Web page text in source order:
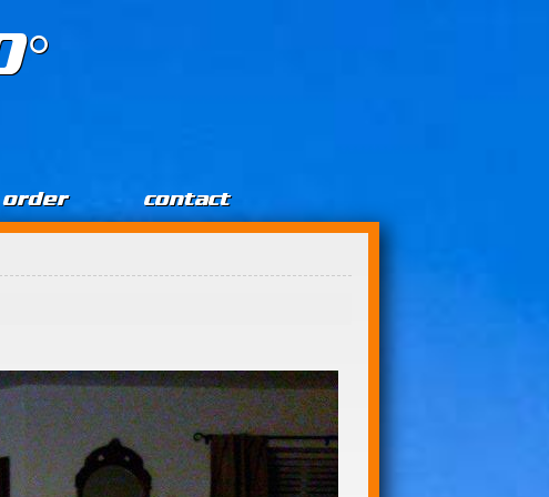
order contact